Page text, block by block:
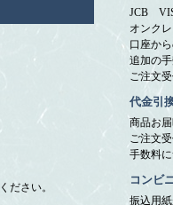
ださい。
JCB
オンク
口座か
追加の手
ご注文
代金引
商品お
ご注文
手数料
コンビ
振込用